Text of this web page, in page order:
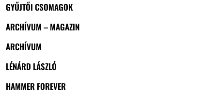
GYŰJTŐI CSOMAGOK
ARCHÍVUM – MAGAZIN
ARCHÍVUM
LÉNÁRD LÁSZLÓ
HAMMER FOREVER